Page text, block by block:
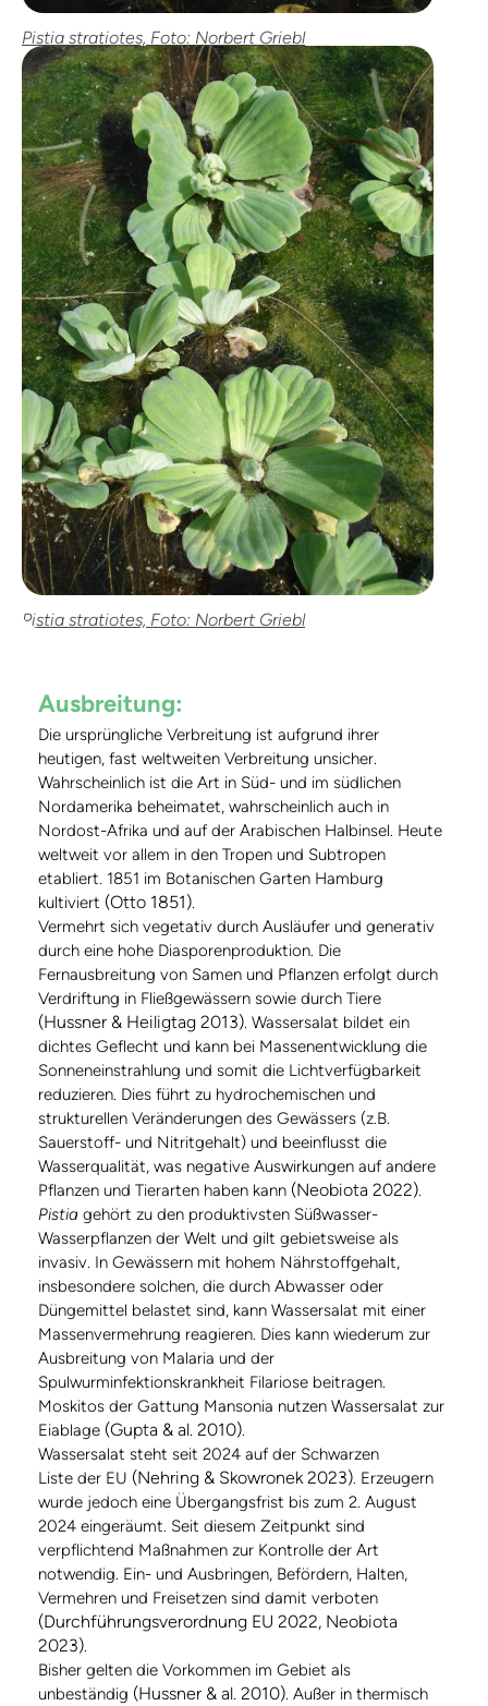
Pistia stratiotes, Foto: Norbert Griebl
Pistia stratiotes, Foto: Norbert Griebl
Ausbreitung:
Die ursprüngliche Verbreitung ist aufgrund ihrer
heutigen, fast weltweiten Verbreitung unsicher.
Wahrscheinlich ist die Art in Süd- und im südlichen
Nordamerika beheimatet, wahrscheinlich auch in
Nordost-Afrika und auf der Arabischen Halbinsel. Heute
weltweit vor allem in den Tropen und Subtropen
etabliert. 1851 im Botanischen Garten Hamburg
kultiviert (Otto 1851)
Vermehrt sich vegetativ durch Ausläufer und generativ
durch eine hohe Diasporenproduktion. Die
Fernausbreitung von Samen und Pflanzen erfolgt durch
Verdriftung in Fließgewässern sowie durch Tiere
(Hussner & Heiligtag 2013) . Wassersalat bildet ein
dichtes Geflecht und kann bei Massenentwicklung die
Sonneneinstrahlung und somit die Lichtverfügbarkeit
reduzieren. Dies führt zu hydrochemischen und
strukturellen Veränderungen des Gewässers (z.B.
Sauerstoff- und Nitritgehalt) und beeinflusst die
Wasserqualität, was negative Auswirkungen auf andere
Pflanzen und Tierarten haben kann (Neobiota 2022)
Pistia gehört zu den produktivsten Süßwasser-
Wasserpflanzen der Welt und gilt gebietsweise als
invasiv. In Gewässern mit hohem Nährstoffgehalt,
insbesondere solchen, die durch Abwasser oder
Düngemittel belastet sind, kann Wassersalat mit einer
Massenvermehrung reagieren. Dies kann wiederum zur
Ausbreitung von Malaria und der
Spulwurminfektionskrankheit Filariose beitragen.
Moskitos der Gattung Mansonia nutzen Wassersalat zur
Eiablage (Gupta & al. 2010)
Wassersalat steht seit 2024 auf der Schwarzen
Liste der EU (Nehring & Skowronek 2023) . Erzeugern
wurde jedoch eine Übergangsfrist bis zum 2. August
2024 eingeräumt. Seit diesem Zeitpunkt sind
verpflichtend Maßnahmen zur Kontrolle der Art
notwendig. Ein- und Ausbringen, Befördern, Halten,
Vermehren und Freisetzen sind damit verboten
(Durchführungsverordnung EU 2022, Neobiota
2023)
Bisher gelten die Vorkommen im Gebiet als
unbeständig (Hussner & al. 2010) . Außer in thermisch